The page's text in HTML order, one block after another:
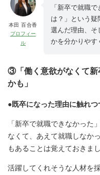
本田 百合香
プロフィー
ル
「新卒で就職
は？」という疑
選んだ理由、そ
かを分かりやす
③「働く意欲がなくて新
かも」
●既卒になった理由に触れ
「新卒で就職できなかった
なくて、あえて就職しなか
もあることは覚えておきまし
活躍してくれそうな人材を